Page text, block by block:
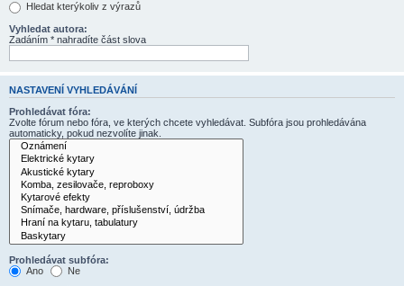
Hledat kterýkoliv z výrazů
Vyhledat autora:
Zadáním * nahradíte část slova
NASTAVENÍ VYHLEDÁVÁNÍ
Prohledávat fóra:
Zvolte fórum nebo fóra, ve kterých chcete vyhledávat. Subfóra jsou prohledávána
automaticky, pokud nezvolíte jinak.
Prohledávat subfóra:
Ano
Ne